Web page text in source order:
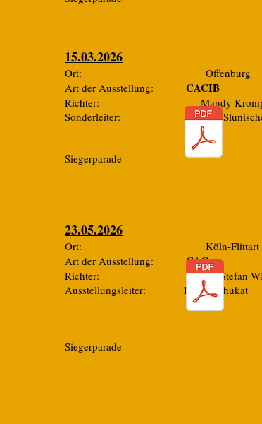
15.03.2026
Ort: Offenburg
Art der Ausstellung: CACIB
Richter: Mandy
Sonderleiter: Ingrid
Siegerparade
23.05.2026
Ort: Köln-Flittart
Art der Ausstellung: CAC
Richter: Herr Stefan
Ausstellungsleiter: Helga Schukat
Siegerparade